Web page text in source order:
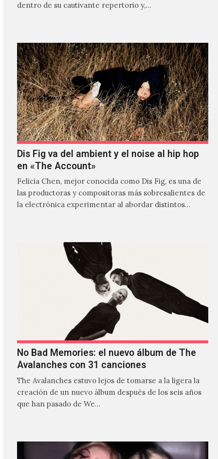
dentro de su cautivante repertorio y,…
Dis Fig va del ambient y el noise al hip hop
en «The Account»
Felicia Chen, mejor conocida como Dis Fig, es una de
las productoras y compositoras más sobresalientes de
la electrónica experimentar al abordar distintos
No Bad Memories: el nuevo álbum de The
Avalanches con 31 canciones
The Avalanches estuvo lejos de tomarse a la ligera la
creación de un nuevo álbum después de los seis años
que han pasado de We…